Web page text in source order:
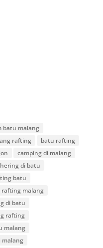
batu malang
rafting
batu rafting
camping di malang
di batu
batu
rafting malang
di batu
rafting
malang
malang